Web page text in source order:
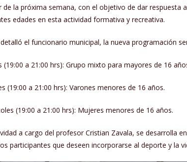
de la próxima semana, con el objetivo de dar respuesta
edades en esta actividad formativa y recreativa.
el funcionario municipal, la nueva programación
(19:00 a 21:00 hrs): Grupo mixto para mayores de 16
(19:00 a 21:00 hrs): Varones menores de 16 años.
(19:00 a 21:00 hrs): Mujeres menores de 16 años.
a cargo del profesor Cristian Zavala, se desarrolla
participantes que deseen incorporarse al deporte y la